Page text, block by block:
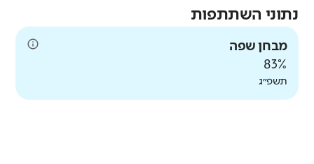
נתוני השתתפות
מבחן שפה
83%
תשפ״ג